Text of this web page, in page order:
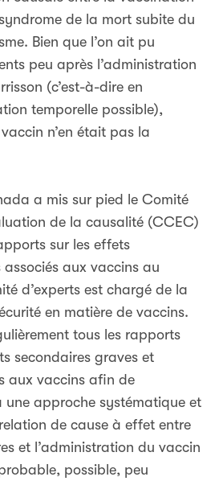
de la mort subite du
Bien que l’on ait pu
peu après l’administration
(c’est-à-dire en
temporelle possible),
n’en était pas la
a mis sur pied le Comité
de la causalité (CCEC)
sur les effets
aux vaccins au
d’experts est chargé de la
en matière de vaccins.
tous les rapports
secondaires graves et
aux vaccins afin de
une approche systématique et
de cause à effet entre
et l’administration du vaccin
possible, peu